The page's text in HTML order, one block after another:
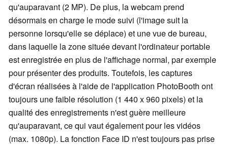
qu'auparavant (2 MP). De plus, la webcam prend
désormais en charge le mode suivi (l'image suit la
personne lorsqu'elle se déplace) et une vue de bureau,
dans laquelle la zone située devant l'ordinateur portable
est enregistrée en plus de l'affichage normal, par exemple
pour présenter des produits. Toutefois, les captures
d'écran réalisées à l'aide de l'application PhotoBooth ont
toujours une faible résolution (1 440 x 960 pixels) et la
qualité des enregistrements n'est guère meilleure
qu'auparavant, ce qui vaut également pour les vidéos
(max. 1080p). La fonction Face ID n'est toujours pas prise